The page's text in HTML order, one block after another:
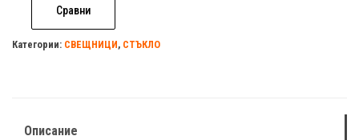
Сравни
Категории: СВЕЩНИЦИ, СТЪКЛО
Описание